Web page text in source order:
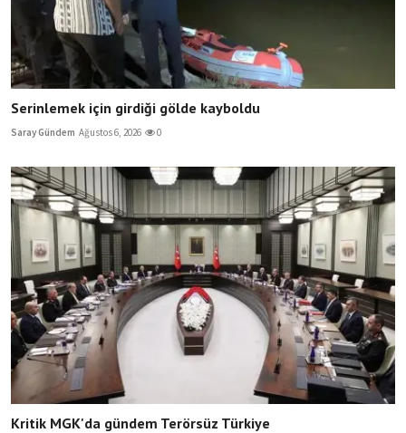
Serinlemek için girdiği gölde kayboldu
Saray Gündem Ağustos 6, 2026 0
Kritik MGK'da gündem Terörsüz Türkiye